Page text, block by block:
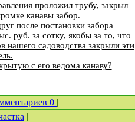
проложил трубу, закрыл
канавы забор.
после постановки забора
руб. за сотку, якобы за то, что
нашего садоводства закрыли эти
с его ведома канаву?
0 |
|